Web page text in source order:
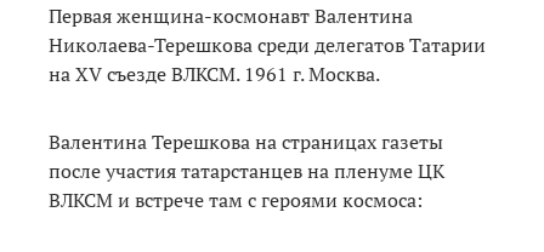
Первая женщина-космонавт Валентина
Николаева-Терешкова среди делегатов Татарии
на ХV съезде ВЛКСМ. 1961 г. Москва.
Валентина Терешкова на страницах газеты
после участия татарстанцев на пленуме ЦК
ВЛКСМ и встрече там с героями космоса: